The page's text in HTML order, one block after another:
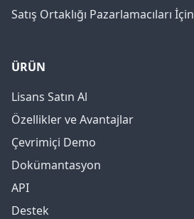
Satış Ortaklığı Pazarlamacıları İçin
ÜRÜN
Lisans Satın Al
Özellikler ve Avantajlar
Çevrimiçi Demo
Dokümantasyon
API
Destek